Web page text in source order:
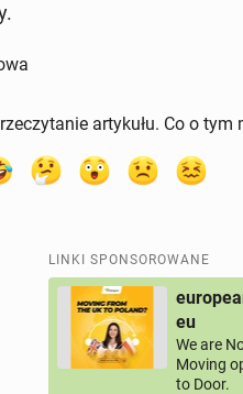
artykułu. Co o tym
LINKI SPONSOROWANE
eu
We are
Moving
to Door.